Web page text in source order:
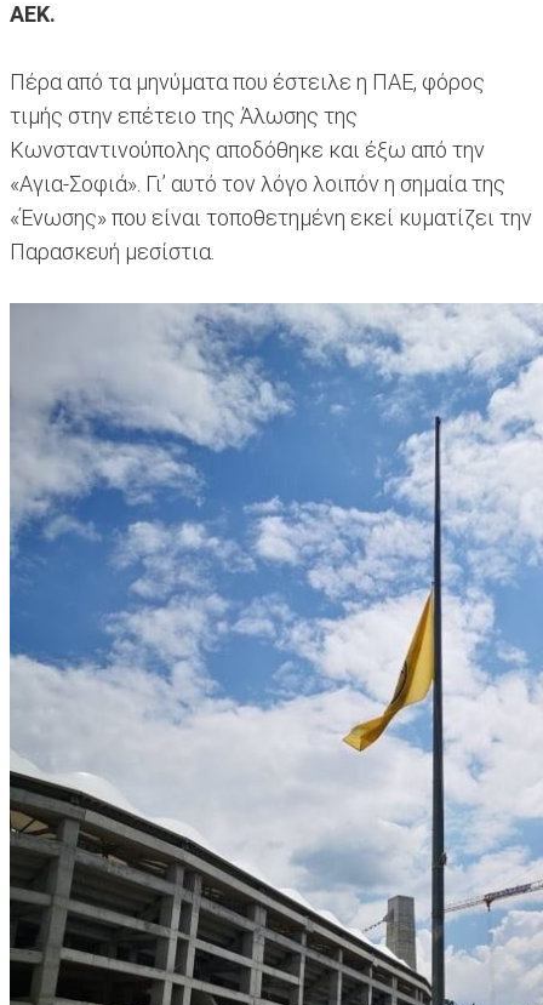
ΑΕΚ.
Πέρα από τα μηνύματα που έστειλε η ΠΑΕ, φόρος
τιμής στην επέτειο της Άλωσης της
Κωνσταντινούπολης αποδόθηκε και έξω από την
«Αγια-Σοφιά». Γι’ αυτό τον λόγο λοιπόν η σημαία της
«Ένωσης» που είναι τοποθετημένη εκεί κυματίζει την
Παρασκευή μεσίστια.